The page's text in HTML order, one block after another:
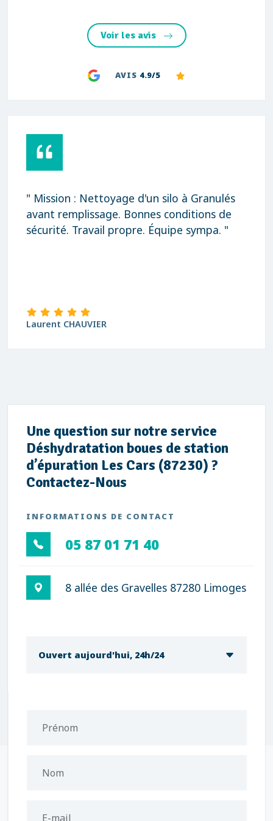
Voir les avis
AVIS 4.9/5
" Mission : Nettoyage d'un silo à Granulés
avant remplissage. Bonnes conditions de
sécurité. Travail propre. Équipe sympa. "
Laurent CHAUVIER
Une question sur notre service
Déshydratation boues de station
d’épuration Les Cars (87230) ?
Contactez-Nous
INFORMATIONS DE CONTACT
05 87 01 71 40
8 allée des Gravelles 87280 Limoges
Ouvert aujourd'hui, 24h/24
Prénom
Nom
E-mail